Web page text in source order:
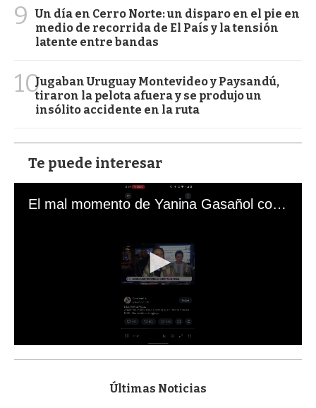
9
Un día en Cerro Norte: un disparo en el pie en
medio de recorrida de El País y la tensión
latente entre bandas
10Jugaban Uruguay Montevideo y Paysandú,
tiraron la pelota afuera y se produjo un
insólito accidente en la ruta
Te puede interesar
El mal momento de Yanina Gasañol con un hincha argentino en "Subrayado"
s
Últimas Noticias